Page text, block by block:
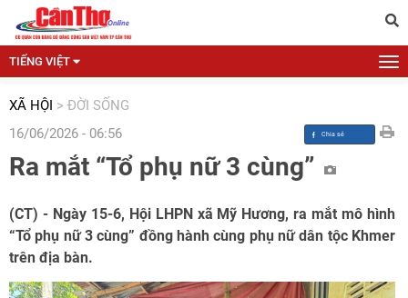
TIẾNG VIỆT
XÃ HỘI > ĐỜI SỐNG
16/06/2026 - 06:56
Ra mắt “Tổ phụ nữ 3 cùng”
(CT) - Ngày 15-6, Hội LHPN xã Mỹ Hương, ra mắt mô hình
“Tổ phụ nữ 3 cùng” đồng hành cùng phụ nữ dân tộc Khmer
trên địa bàn.